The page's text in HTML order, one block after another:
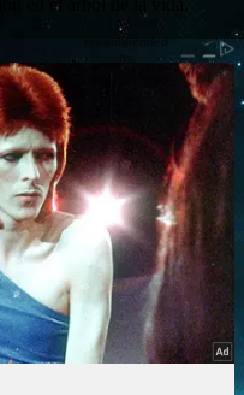
en el árbol de la vida.